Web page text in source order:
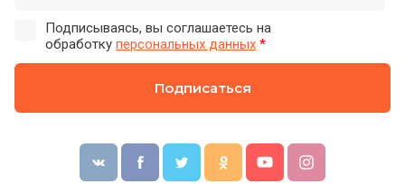
Подписываясь, вы соглашаетесь на
обработку персональных данных *
Подписаться